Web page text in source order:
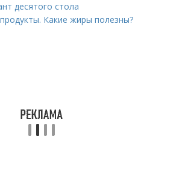
десятого стола
Какие жиры полезны?